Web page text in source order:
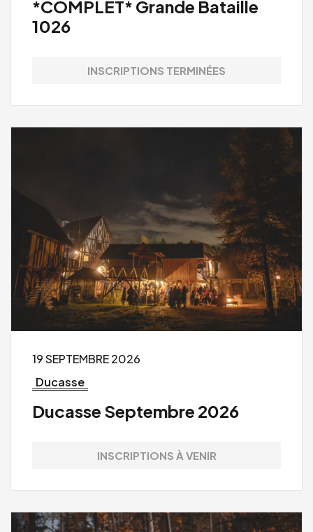
*COMPLET* Grande Bataille
1026
INSCRIPTIONS TERMINÉES
19 SEPTEMBRE 2026
Ducasse
Ducasse Septembre 2026
INSCRIPTIONS À VENIR